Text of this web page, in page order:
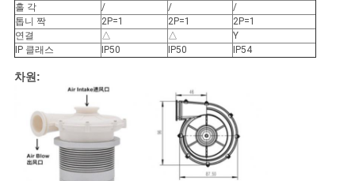
시
오
홀 각
/ /
/
톱니 짝
2P=1 2P=1
2P=1
연결
△ △
Y
IP 클래스
IP50 IP50 IP54
차원: